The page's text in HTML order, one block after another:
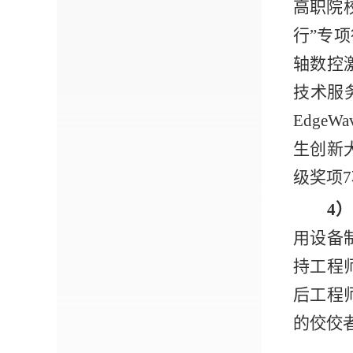
高职院
行”专
轴数控
技术服
生创新
级奖项
4
用设备
持工程
后工程
的佼佼